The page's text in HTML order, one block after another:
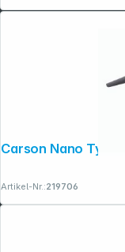
Artikel-Nr.:219706